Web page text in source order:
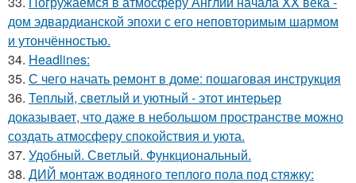
дом эдвардианской эпохи с его неповторимым шармом
и утончённостью.
34. Headlines:
35. С чего начать ремонт в доме: пошаговая инструкция
36. Теплый, светлый и уютный - этот интерьер
доказывает, что даже в небольшом пространстве можно
создать атмосферу спокойствия и уюта.
37. Удобный. Светлый. Функциональный.
38. ДИЙ монтаж водяного теплого пола под стяжку: